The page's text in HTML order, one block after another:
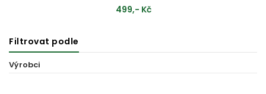
499,- Kč
Filtrovat podle
Výrobci